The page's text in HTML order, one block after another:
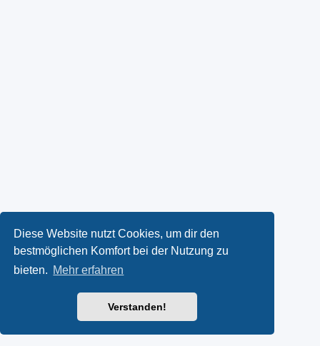
Diese Website nutzt Cookies, um dir den
bestmöglichen Komfort bei der Nutzung zu
bieten. Mehr erfahren
Verstanden!